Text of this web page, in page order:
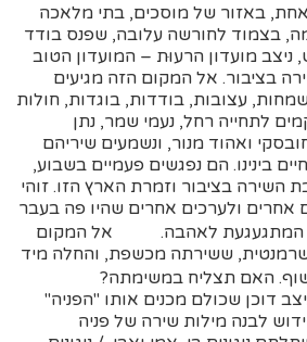
באזור של מוסכים, בתי מלאכה
בצמוד לחורשה עלובה, שפנס בודד
מועדון הרעוּת – המועדון הטוב
בציבור. אל המקום הזה מגיעים
עצובות, בודדות, בוגדות, חולות
לתחייה רחל, נעמי שמר, נתן
ואהוד מנור, ונשמעים שיריהם
בינינו. הם נפגשים פעמיים בשבוע,
השירה בציבור וזמרת הארץ הזו. זוהי
אחרים ולערכים אחרים שהיו פה בעבר
המתגעגעת לאהבה. אל המקום
ששירתה מכשפת, והחלה מיד
האם תצליח במשימתה?
דוכן שכולם מכנים אותו "הפניה"
לבנה מילות שירה של פניה